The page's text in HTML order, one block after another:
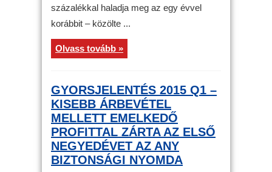
százalékkal haladja meg az egy évvel
korábbit – közölte ...
Olvass tovább »
GYORSJELENTÉS 2015 Q1 –
KISEBB ÁRBEVÉTEL
MELLETT EMELKEDŐ
PROFITTAL ZÁRTA AZ ELSŐ
NEGYEDÉVET AZ ANY
BIZTONSÁGI NYOMDA